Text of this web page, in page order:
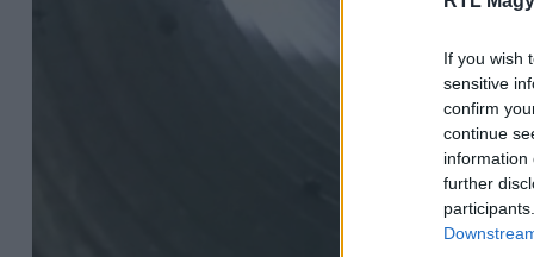
If you wish
sensitive
confirm
continue
information
further